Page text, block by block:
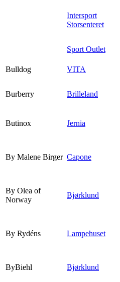
Intersport
Storsenteret
Sport Outlet
Bulldog
VITA
Burberry Brilleland
Butinox Jernia
By Malene Birger Capone
By Olea of
Norway
Bjørklund
By Rydéns Lampehuset
ByBiehl Bjørklund